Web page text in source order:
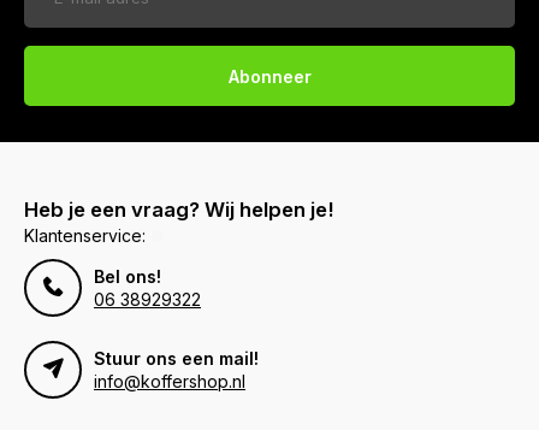
Abonneer
Heb je een vraag? Wij helpen je!
Klantenservice:
Bel ons!
06 38929322
Stuur ons een mail!
info@koffershop.nl